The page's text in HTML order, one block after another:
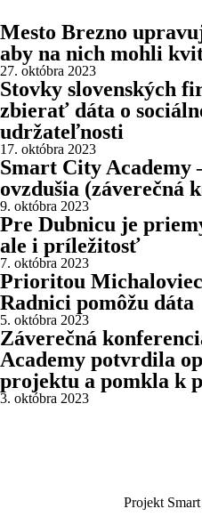
Mesto Brezno
aby na nich mohli
27. októbra 2023
Stovky slovenských
zbierať dáta o
udržateľnosti
17. októbra 2023
Smart City Academy
ovzdušia (záverečná
9. októbra 2023
Pre Dubnicu je
ale i príležitosť
7. októbra 2023
Prioritou
Radnici pomôžu dáta
5. októbra 2023
Záverečná
Academy potvrdila
projektu a pomkla k
3. októbra 2023
Projekt